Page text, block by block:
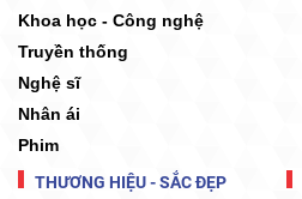
Khoa học - Công nghệ
Truyền thống
Nghệ sĩ
Nhân ái
Phim
THƯƠNG HIỆU - SẮC ĐẸP